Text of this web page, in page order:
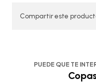
Compartir este
PUEDE QUE TE